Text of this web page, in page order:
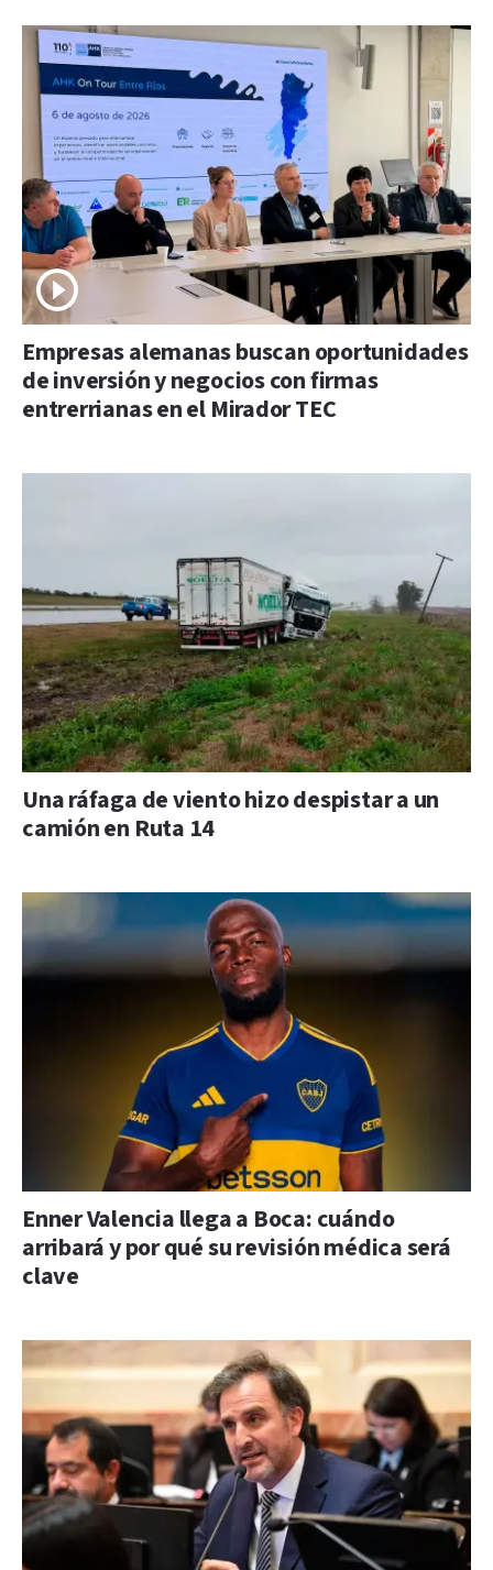
Empresas alemanas buscan oportunidades
de inversión y negocios con firmas
entrerrianas en el Mirador TEC
Una ráfaga de viento hizo despistar a un
camión en Ruta 14
Enner Valencia llega a Boca: cuándo
arribará y por qué su revisión médica será
clave